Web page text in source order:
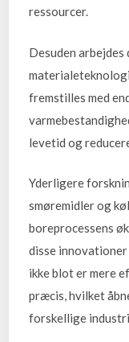
ressourcer.
Desuden
fremstilles med
levetid og
Yderligere
smøremidler og
boreprocessens
disse
ikke blot er mere
præcis, hvilket
forskellige